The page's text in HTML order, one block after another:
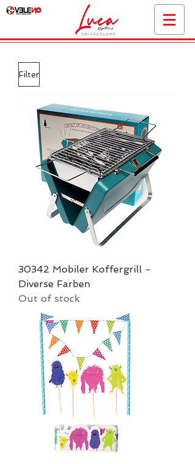
Filter
30342 Mobiler Koffergrill -
Diverse Farben
Out of stock